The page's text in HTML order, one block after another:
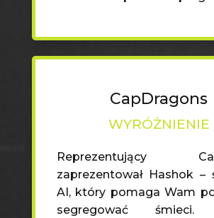
CapDragons
WYRÓŻNIENIE
Reprezentujący
zaprezentował Hashok –
AI, który pomaga Wam
segregować śmieci.